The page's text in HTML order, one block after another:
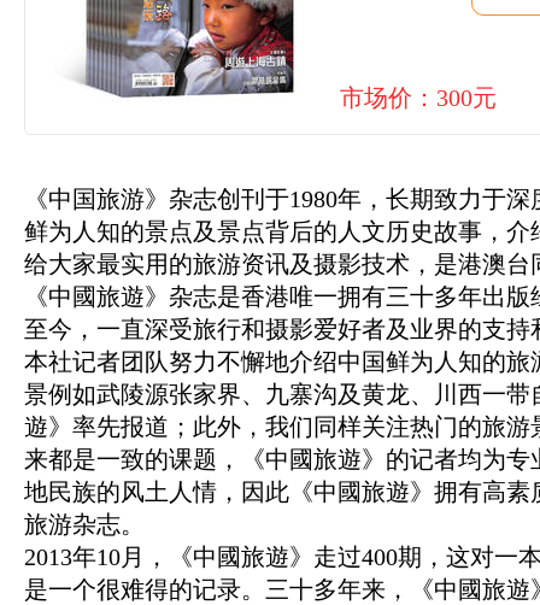
市场价：300元
《中国旅游》杂志创刊于1980年，长期致力于
鲜为人知的景点及景点背后的人文历史故事，
给大家最实用的旅游资讯及摄影技术，是港澳
《中國旅遊》杂志是香港唯一拥有三十多年出
至今，一直深受旅行和摄影爱好者及业界的支持
本社记者团队努力不懈地介绍中国鲜为人知的
景例如武陵源张家界、九寨沟及黄龙、川西一
遊》率先报道；此外，我们同样关注热门的旅
来都是一致的课题，《中國旅遊》的记者均为
地民族的风土人情，因此《中國旅遊》拥有高
旅游杂志。
2013年10月，《中國旅遊》走过400期，这对一
是一个很难得的记录。三十多年来，《中國旅